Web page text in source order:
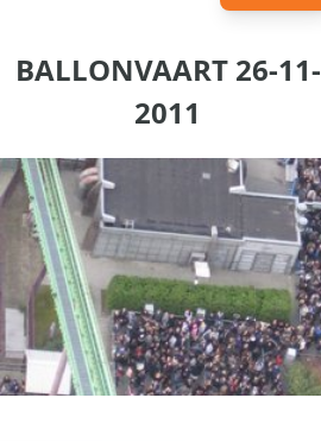
BALLONVAART 26-11-
2011